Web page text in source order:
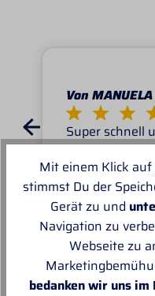
Von MANUELA
Super schnell
Unsere
Mit einem Klick auf
stimmst Du der
Gerät zu und
Navigation zu
Webseite zu
bedanken wir uns im